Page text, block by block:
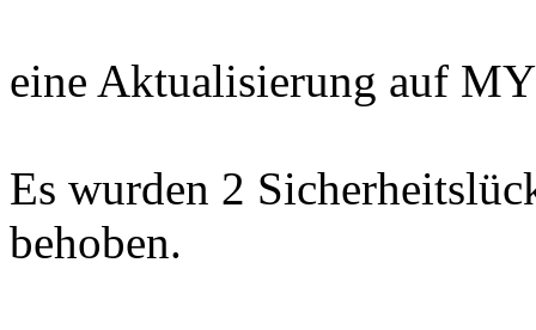
eine Aktualisierung auf
Es wurden 2
behoben.